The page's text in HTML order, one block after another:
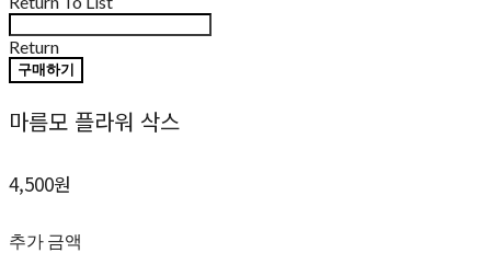
Return
구매하기
마름모 플라워 삭스
4,500원
추가 금액